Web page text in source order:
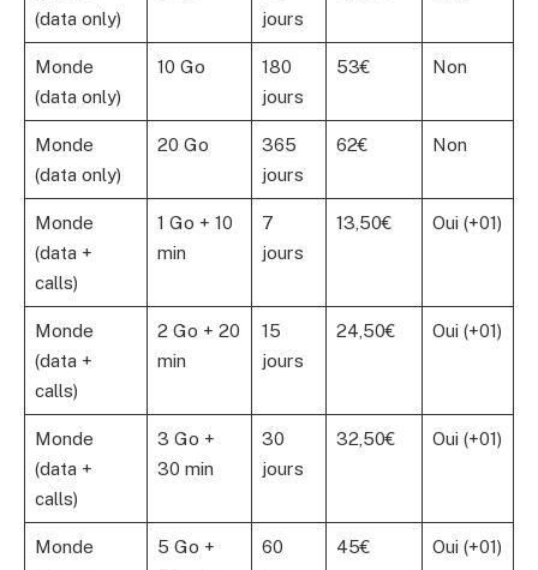
(data only)
jours
Monde
(data only)
10 Go
180
jours
53€ Non
Monde
(data only)
20 Go
365
jours
62€ Non
Monde
(data +
calls)
1 Go + 10
min
7
jours
13,50€ Oui (+01)
Monde
(data +
calls)
2 Go + 20
min
15
jours
24,50€ Oui (+01)
Monde
(data +
calls)
3 Go +
30 min
30
jours
32,50€ Oui (+01)
Monde
5 Go +
60
45€ Oui (+01)